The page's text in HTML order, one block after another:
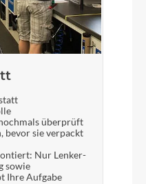
überprüft
bevor sie verpackt
Nur Lenker-
sowie
Ihre Aufgabe